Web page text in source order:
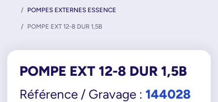
POMPES EXTERNES ESSENCE
POMPE EXT 12-8 DUR 1,5B
POMPE EXT 12-8 DUR 1,5B
Référence / Gravage : 144028